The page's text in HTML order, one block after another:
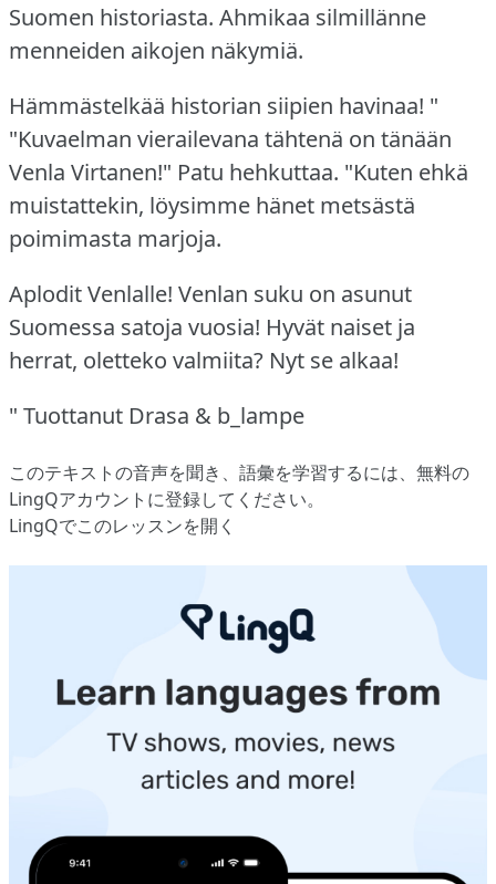
Suomen historiasta. Ahmikaa silmillänne
menneiden aikojen näkymiä.
Hämmästelkää historian siipien havinaa! "
"Kuvaelman vierailevana tähtenä on tänään
Venla Virtanen!" Patu hehkuttaa. "Kuten ehkä
muistattekin, löysimme hänet metsästä
poimimasta marjoja.
Aplodit Venlalle! Venlan suku on asunut
Suomessa satoja vuosia! Hyvät naiset ja
herrat, oletteko valmiita? Nyt se alkaa!
" Tuottanut Drasa & b_lampe
このテキストの音声を聞き、語彙を学習するには、 無料の
LingQアカウントに登録してください。
LingQでこのレッスンを開く